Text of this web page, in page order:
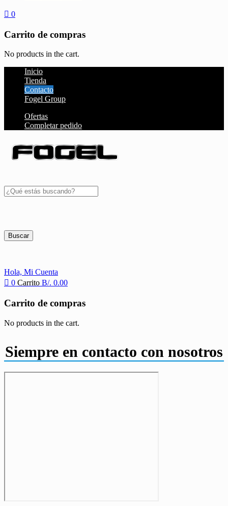
0
Carrito de compras
No products in the cart.
Inicio
Tienda
Contacto
Fogel Group
Ofertas
Completar pedido
Buscar
Hola, Mi Cuenta
0 Carrito B/. 0.00
Carrito de compras
No products in the cart.
Siempre en contacto con nosotros